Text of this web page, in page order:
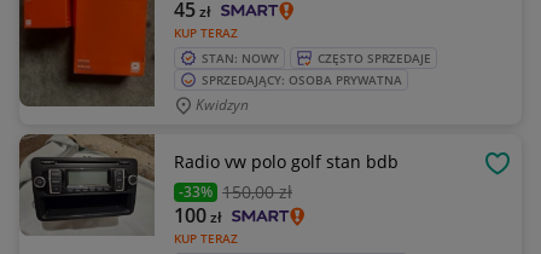
KUP TERAZ
45zł
STAN: NOWY
CZĘSTO SPRZEDAJE
SPRZEDAJĄCY: OSOBA PRYWATNA
Kwidzyn
Radio vw polo golf stan bdb
-33% 150,00 zł
KUP TERAZ
100zł